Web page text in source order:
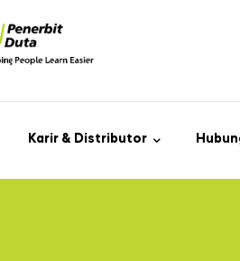
Karir & Distributor